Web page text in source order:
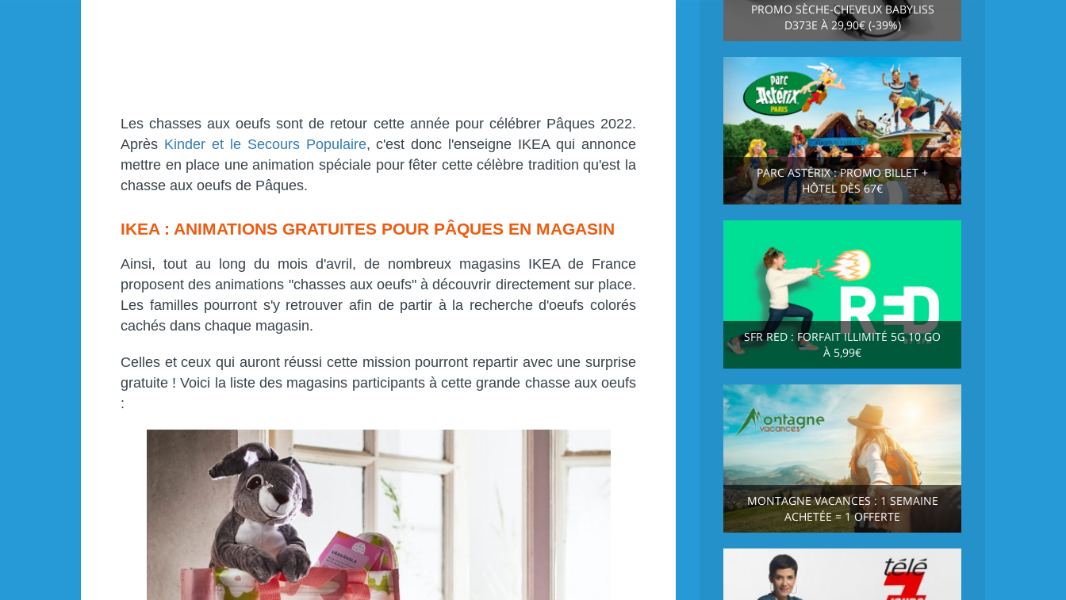
Les chasses aux oeufs sont de retour cette année pour célébrer Pâques 2022.
Après Kinder et le Secours Populaire, c'est donc l'enseigne IKEA qui annonce
mettre en place une animation spéciale pour fêter cette célèbre tradition qu'est la
chasse aux oeufs de Pâques.
IKEA : ANIMATIONS GRATUITES POUR PÂQUES EN MAGASIN
Ainsi, tout au long du mois d'avril, de nombreux magasins IKEA de France
proposent des animations "chasses aux oeufs" à découvrir directement sur place.
Les familles pourront s'y retrouver afin de partir à la recherche d'oeufs colorés
cachés dans chaque magasin.
Celles et ceux qui auront réussi cette mission pourront repartir avec une surprise
gratuite ! Voici la liste des magasins participants à cette grande chasse aux oeufs
:
PROMO SÈCHE-CHEVEUX BABYLISS
D373E À 29,90€ (-39%)
PARC ASTÉRIX : PROMO BILLET +
HÔTEL DÈS 67€
SFR RED : FORFAIT ILLIMITÉ 5G 10 GO
À 5,99€
MONTAGNE VACANCES : 1 SEMAINE
ACHETÉE = 1 OFFERTE